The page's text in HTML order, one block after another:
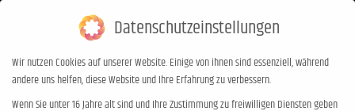
0,00€
Muss ich mir Sorgen machen, wenn
Datenschutzeinstellungen
Wir nutzen Cookies auf unserer Website. Einige von ihnen sind essenziell, während
andere uns helfen, diese Website und Ihre Erfahrung zu verbessern.
Wenn Sie unter 16 Jahre alt sind und Ihre Zustimmung zu freiwilligen Diensten geben